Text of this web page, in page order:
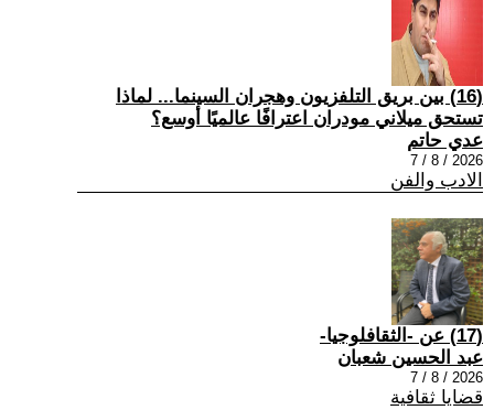
(16) بين بريق التلفزيون وهجران السينما... لماذا
تستحق ميلاني مودران اعترافًا عالميًا أوسع؟
عدي حاتم
2026 / 8 / 7
الادب والفن
(17) عن -الثقافلوجيا-
عبد الحسين شعبان
2026 / 8 / 7
قضايا ثقافية